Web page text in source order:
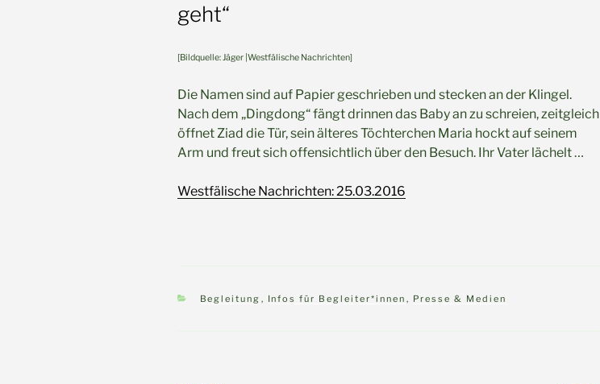
geht“
[Bildquelle:Jäger |Westfälische Nachrichten]
Die Namen sind auf Papier geschrieben und stecken an der Klingel.
Nach dem „Dingdong“ fängt drinnen das Baby an zu schreien, zeitgleich
öffnet Ziad die Tür, sein älteres Töchterchen Maria hockt auf seinem
Arm und freut sich offensichtlich über den Besuch. Ihr Vater lächelt …
Westfälische Nachrichten: 25.03.2016
Kategorien
Begleitung , Infos für Begleiter*innen , Presse & Medien